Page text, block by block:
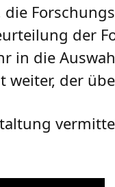
der
in die
weiter, der